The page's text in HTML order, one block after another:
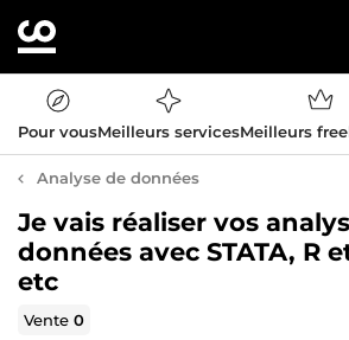
Pour vousMeilleurs servicesMeilleurs
Analyse de données
Je vais réaliser vos
données avec STATA, R
etc
Vente0